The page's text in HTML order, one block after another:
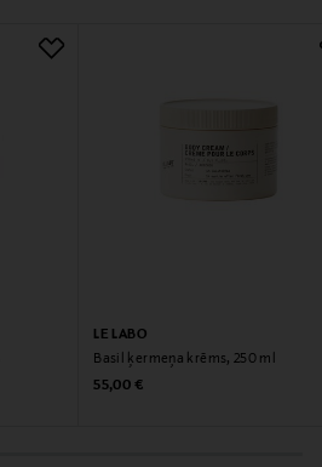
LE LABO
Basil ķermeņa krēms, 250 ml
Original Price
55,00 €